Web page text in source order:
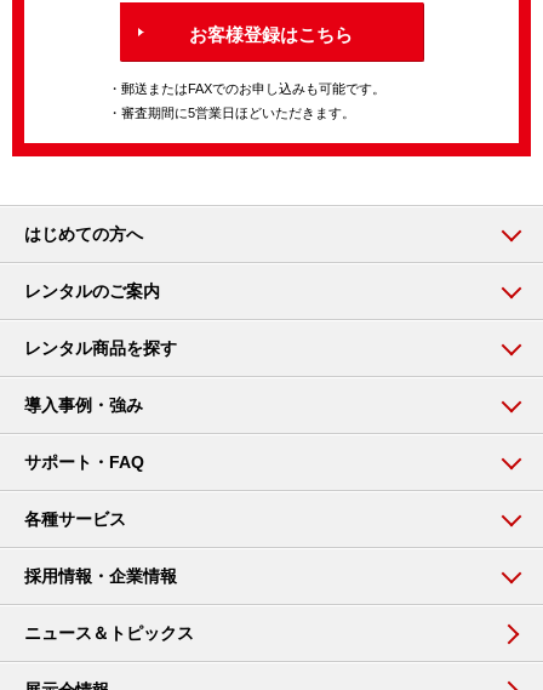
お客様登録はこちら
・郵送またはFAXでのお申し込みも可能です。
・審査期間に5営業日ほどいただきます。
はじめての方へ
レンタルのご案内
レンタル商品を探す
導入事例・強み
サポート・FAQ
各種サービス
採用情報・企業情報
ニュース＆トピックス